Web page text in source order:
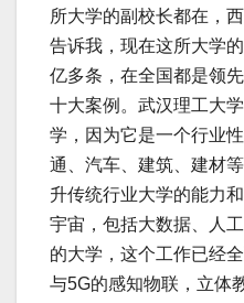
所大学的副校长都在，
告诉我，现在这所大学
亿多条，在全国都是领
十大案例。武汉理工大
学，因为它是一个行业
通、汽车、建筑、建材
升传统行业大学的能力
宇宙，包括大数据、人
的大学，这个工作已经
与5G的感知物联，立体